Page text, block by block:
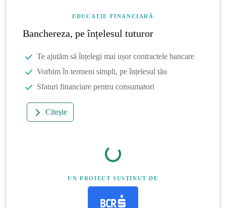
EDUCAȚIE FINANCIARĂ
Banchereza, pe înțelesul tuturor
Te ajutăm să înțelegi mai ușor contractele bancare
Vorbim în termeni simpli, pe înțelesul tău
Sfaturi financiare pentru consumatori
Citește
UN PROIECT SUSȚINUT DE